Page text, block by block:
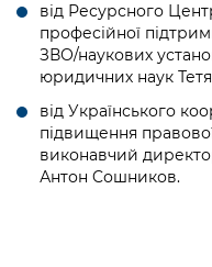
від Ресурсного
професійної
ЗВО/наукових
юридичних наук
від Українського
підвищення
виконавчий
Антон Cошников.